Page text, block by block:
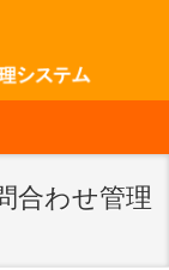
合わせ管理